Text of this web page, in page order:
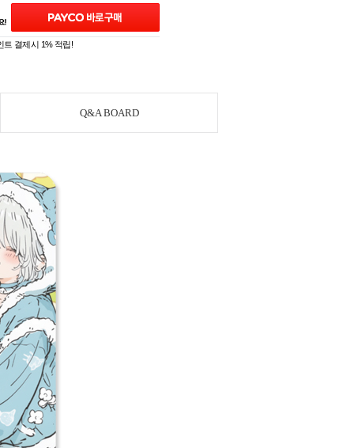
PAYCO 바로구매
트 결제시 1% 적립!
Q&A BOARD